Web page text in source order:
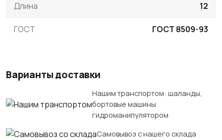
Длина 12
ГОСТ ГОСТ 8509-93
Варианты доставки
Нашим транспортом: шаланды,
бортовые машины
гидроманипулятором
Самовывоз с нашего склада